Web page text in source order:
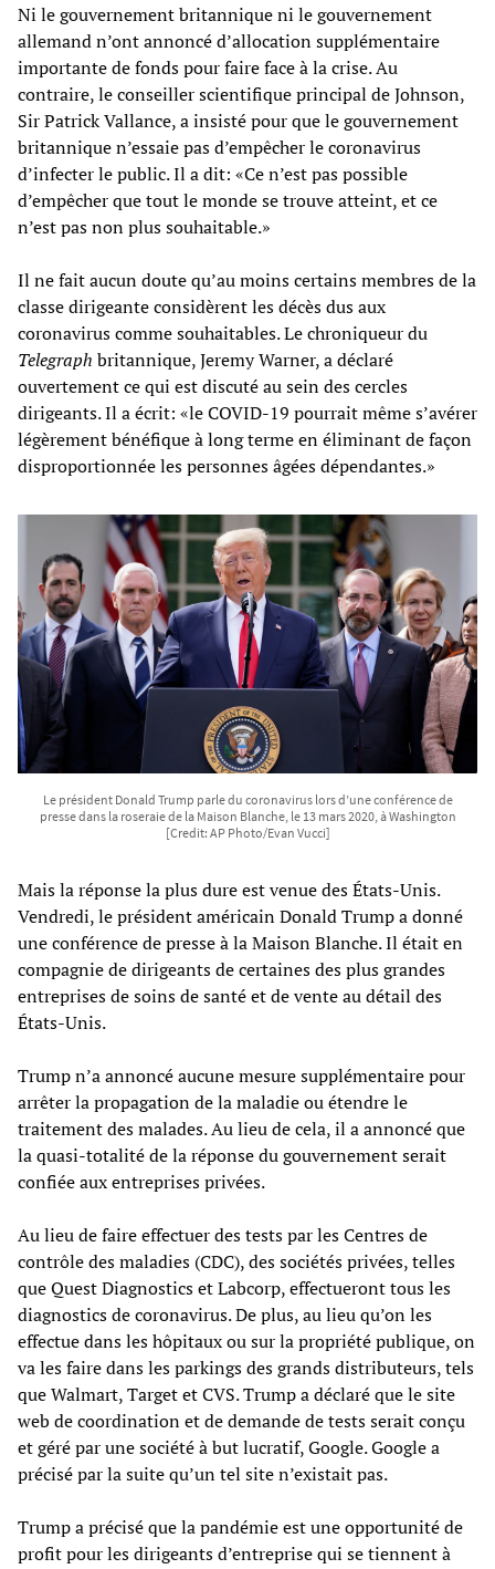
Ni le gouvernement britannique ni le gouvernement
allemand n’ont annoncé d’allocation supplémentaire
importante de fonds pour faire face à la crise. Au
contraire, le conseiller scientifique principal de Johnson,
Sir Patrick Vallance, a insisté pour que le gouvernement
britannique n’essaie pas d’empêcher le coronavirus
d’infecter le public. Il a dit: «Ce n’est pas possible
d’empêcher que tout le monde se trouve atteint, et ce
n’est pas non plus souhaitable.»
Il ne fait aucun doute qu’au moins certains membres de la
classe dirigeante considèrent les décès dus aux
coronavirus comme souhaitables. Le chroniqueur du
Telegraph britannique, Jeremy Warner, a déclaré
ouvertement ce qui est discuté au sein des cercles
dirigeants. Il a écrit: «le COVID-19 pourrait même s’avérer
légèrement bénéfique à long terme en éliminant de façon
disproportionnée les personnes âgées dépendantes.»
Le président Donald Trump parle du coronavirus lors d’une conférence de
presse dans la roseraie de la Maison Blanche, le 13 mars 2020, à Washington
[Credit: AP Photo/Evan Vucci]
Mais la réponse la plus dure est venue des États-Unis.
Vendredi, le président américain Donald Trump a donné
une conférence de presse à la Maison Blanche. Il était en
compagnie de dirigeants de certaines des plus grandes
entreprises de soins de santé et de vente au détail des
États-Unis.
Trump n’a annoncé aucune mesure supplémentaire pour
arrêter la propagation de la maladie ou étendre le
traitement des malades. Au lieu de cela, il a annoncé que
la quasi-totalité de la réponse du gouvernement serait
confiée aux entreprises privées.
Au lieu de faire effectuer des tests par les Centres de
contrôle des maladies (CDC), des sociétés privées, telles
que Quest Diagnostics et Labcorp, effectueront tous les
diagnostics de coronavirus. De plus, au lieu qu’on les
effectue dans les hôpitaux ou sur la propriété publique, on
va les faire dans les parkings des grands distributeurs, tels
que Walmart, Target et CVS. Trump a déclaré que le site
web de coordination et de demande de tests serait conçu
et géré par une société à but lucratif, Google. Google a
précisé par la suite qu’un tel site n’existait pas.
Trump a précisé que la pandémie est une opportunité de
profit pour les dirigeants d’entreprise qui se tiennent à